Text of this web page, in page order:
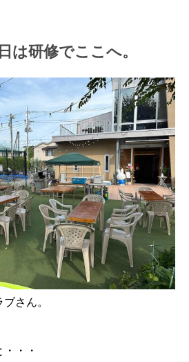
は研修でここへ。
さん。
・・